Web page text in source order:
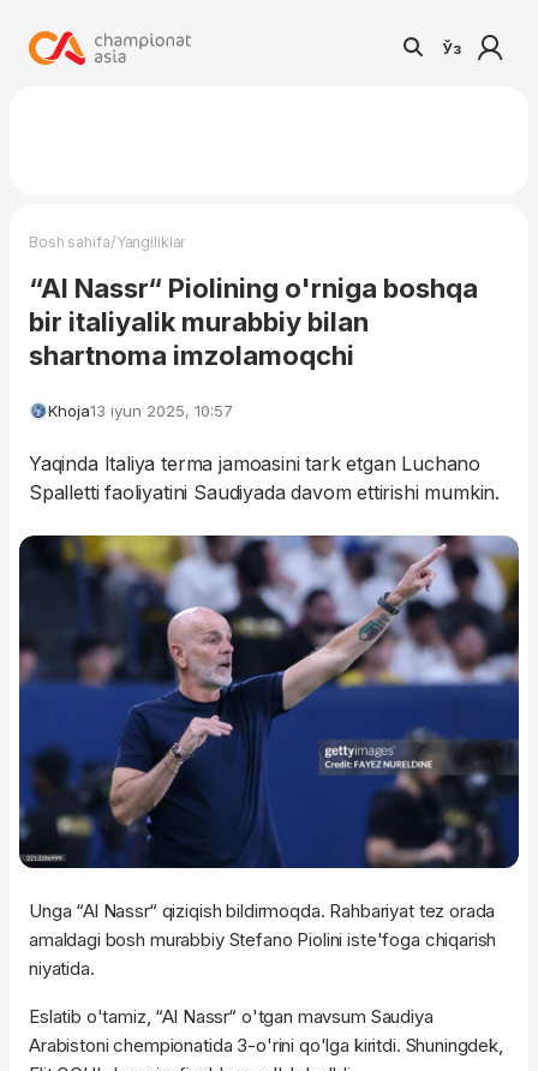
Ўз
Bosh sahifa/Yangiliklar
“Al Nassr“ Piolining o'rniga boshqa
bir italiyalik murabbiy bilan
shartnoma imzolamoqchi
Khoja13 iyun 2025, 10:57
Yaqinda Italiya terma jamoasini tark etgan Luchano
Spalletti faoliyatini Saudiyada davom ettirishi mumkin.
Unga “Al Nassr“ qiziqish bildirmoqda. Rahbariyat tez orada
amaldagi bosh murabbiy Stefano Piolini iste'foga chiqarish
niyatida.
Eslatib o'tamiz, “Al Nassr“ o'tgan mavsum Saudiya
Arabistoni chempionatida 3-o'rini qo'lga kiritdi. Shuningdek,